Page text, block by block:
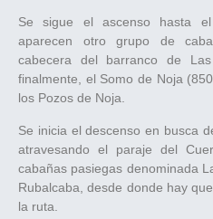
Se sigue el ascenso hasta
aparecen otro grupo de
cabecera del barranco de
finalmente, el Somo de Noja
los Pozos de Noja.
Se inicia el descenso en busca
atravesando el paraje del
cabañas pasiegas denominada
Rubalcaba, desde donde hay
la ruta.